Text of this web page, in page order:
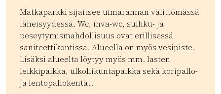
Matkaparkki sijaitsee uimarannan välittömässä
läheisyydessä. Wc, inva-wc, suihku- ja
peseytymismahdollisuus ovat erillisessä
saniteettikontissa. Alueella on myös vesipiste.
Lisäksi alueelta löytyy myös mm. lasten
leikkipaikka, ulkoliikuntapaikka sekä koripallo-
ja lentopallokentät.